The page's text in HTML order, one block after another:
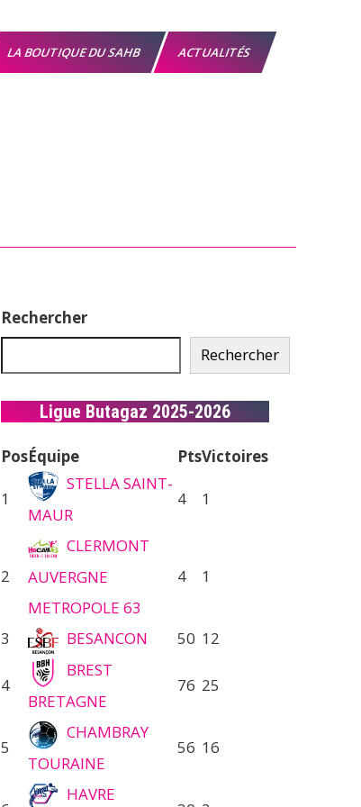
LA BOUTIQUE DU SAHB ACTUALITÉS
Rechercher
Rechercher
Ligue Butagaz 2025-2026
PosÉquipe PtsVictoires
1
STELLA SAINT-
MAUR
4 1
2
CLERMONT
AUVERGNE
METROPOLE 63
4 1
3 BESANCON 50 12
4
BREST
BRETAGNE
76 25
5
CHAMBRAY
TOURAINE
56 16
HAVRE